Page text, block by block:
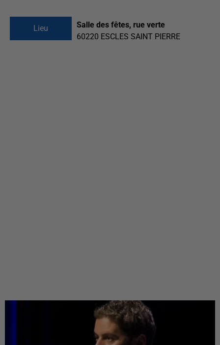
Lieu
Salle des fêtes, rue verte
60220 ESCLES SAINT PIERRE